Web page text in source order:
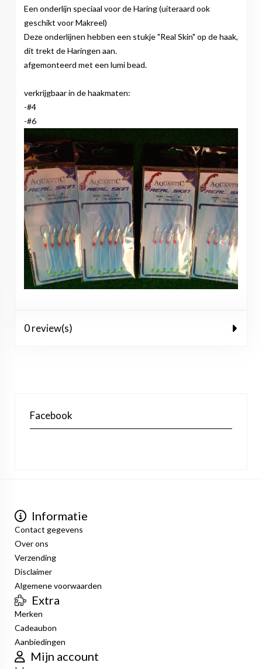
Een onderlijn speciaal voor de Haring (uiteraard ook
geschikt voor Makreel)
Deze onderlijnen hebben een stukje "Real Skin" op de haak,
dit trekt de Haringen aan.
afgemonteerd met een lumi bead.
verkrijgbaar in de haakmaten:
-#4
-#6
0 review(s)
Facebook
Informatie
Contact gegevens
Over ons
Verzending
Disclaimer
Algemene voorwaarden
Extra
Merken
Cadeaubon
Aanbiedingen
Mijn account